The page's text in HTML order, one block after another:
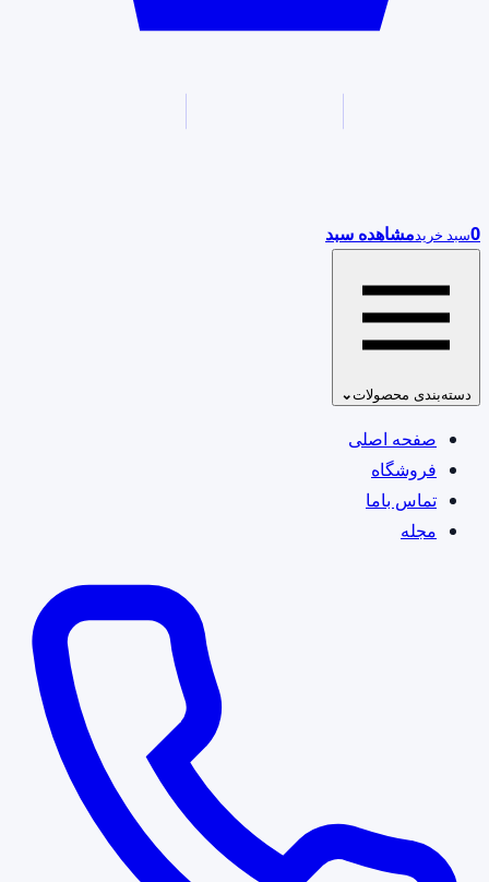
0سبد خریدمشاهده سبد
دسته‌بندی محصولات⌄
صفحه اصلی
فروشگاه
تماس باما
مجله